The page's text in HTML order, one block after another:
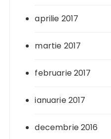
aprilie 2017
martie 2017
februarie 2017
ianuarie 2017
decembrie 2016